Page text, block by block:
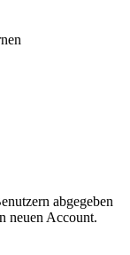
abgegeben
neuen Account.